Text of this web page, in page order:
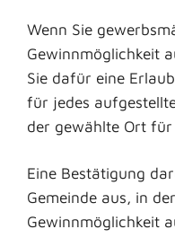
Wenn Sie
Gewinnmöglichkeit
Sie dafür eine
für jedes
der gewählte Ort
Eine Bestätigung
Gemeinde aus, in
Gewinnmöglichkeit